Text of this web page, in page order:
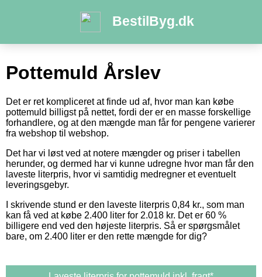
BestilByg.dk
Pottemuld Årslev
Det er ret kompliceret at finde ud af, hvor man kan købe
pottemuld billigst på nettet, fordi der er en masse forskellige
forhandlere, og at den mængde man får for pengene varierer
fra webshop til webshop.
Det har vi løst ved at notere mængder og priser i tabellen
herunder, og dermed har vi kunne udregne hvor man får den
laveste literpris, hvor vi samtidig medregner et eventuelt
leveringsgebyr.
I skrivende stund er den laveste literpris 0,84 kr., som man
kan få ved at købe 2.400 liter for 2.018 kr. Det er 60 %
billigere end ved den højeste literpris. Så er spørgsmålet
bare, om 2.400 liter er den rette mængde for dig?